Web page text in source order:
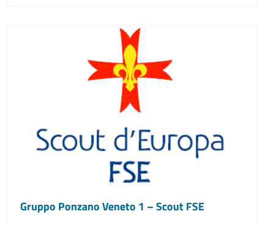
Gruppo Ponzano Veneto 1 – Scout FSE